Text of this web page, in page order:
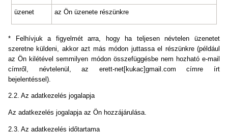
üzenet az Ön üzenete részünkre
* Felhívjuk a figyelmét arra, hogy ha teljesen névtelen üzenetet
szeretne küldeni, akkor azt más módon juttassa el részünkre (például
az Ön kilétével semmilyen módon összefüggésbe nem hozható e-mail
címről, névtelenül, az erett-net[kukac]gmail.com címre írt
bejelentéssel).
2.2. Az adatkezelés jogalapja
Az adatkezelés jogalapja az Ön hozzájárulása.
2.3. Az adatkezelés időtartama